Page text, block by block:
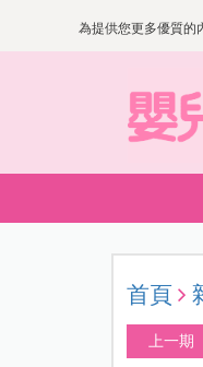
為提供您更多優質的
首頁
上一期